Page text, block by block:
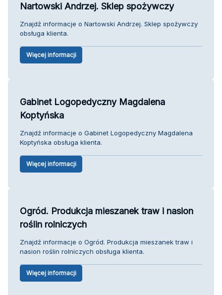
Nartowski Andrzej. Sklep spożywczy
Znajdź informacje o Nartowski Andrzej. Sklep spożywczy
obsługa klienta.
Więcej informacji
Gabinet Logopedyczny Magdalena
Koptyńska
Znajdź informacje o Gabinet Logopedyczny Magdalena
Koptyńska obsługa klienta.
Więcej informacji
Ogród. Produkcja mieszanek traw i nasion
roślin rolniczych
Znajdź informacje o Ogród. Produkcja mieszanek traw i
nasion roślin rolniczych obsługa klienta.
Więcej informacji